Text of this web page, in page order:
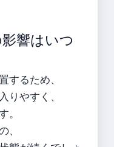
響はいつ
するため、
りやすく、
。
、